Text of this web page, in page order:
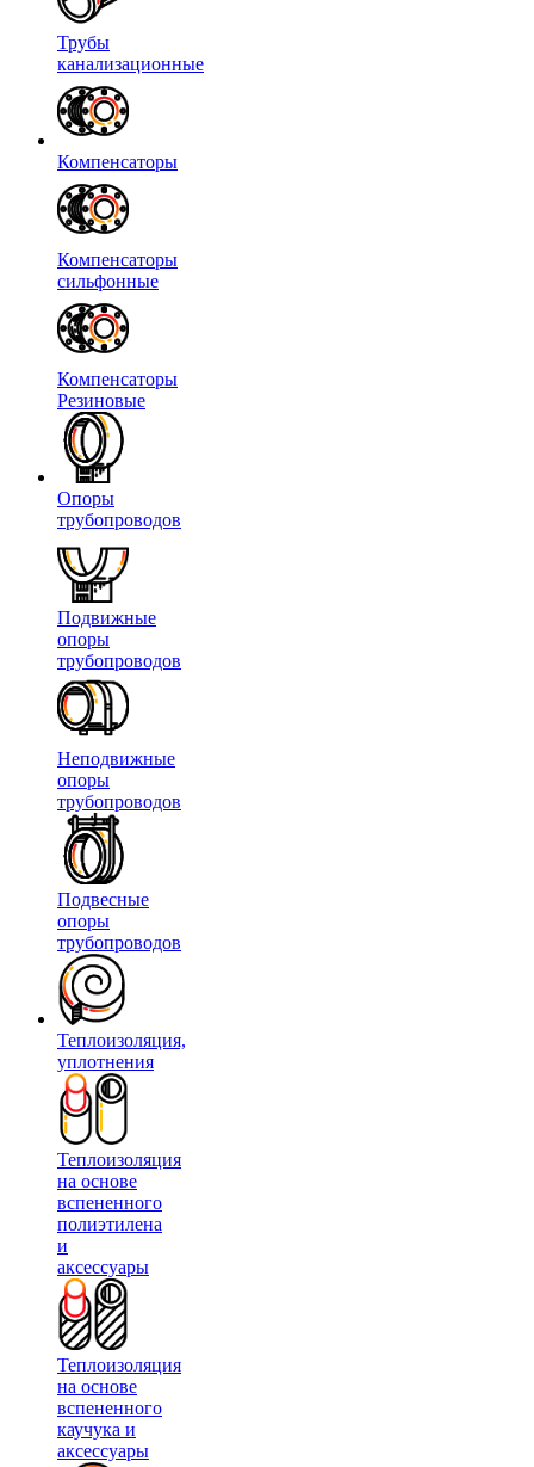
Трубы
канализационные
Компенсаторы
Компенсаторы
сильфонные
Компенсаторы
Резиновые
Опоры
трубопроводов
Подвижные
опоры
трубопроводов
Неподвижные
опоры
трубопроводов
Подвесные
опоры
трубопроводов
Теплоизоляция,
уплотнения
Теплоизоляция
на основе
вспененного
полиэтилена
и
аксессуары
Теплоизоляция
на основе
вспененного
каучука и
аксессуары